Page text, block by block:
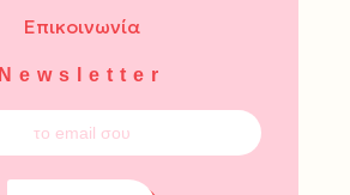
Επικοινωνία
Newsletter